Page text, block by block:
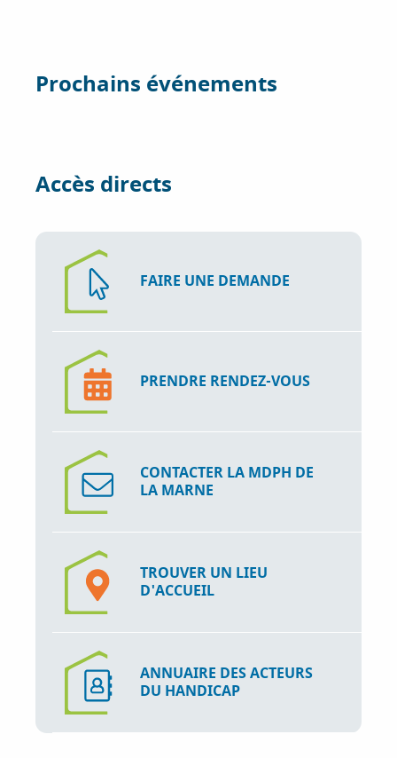
o
o
e
r
d
I
Prochains événements
Accès directs
FAIRE UNE DEMANDE
PRENDRE RENDEZ-VOUS
CONTACTER LA MDPH DE
LA MARNE
TROUVER UN LIEU
D'ACCUEIL
ANNUAIRE DES ACTEURS
DU HANDICAP